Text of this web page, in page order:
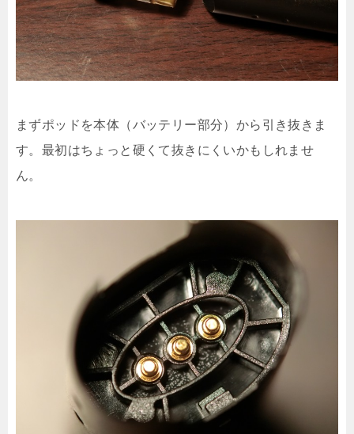
まずポッドを本体（バッテリー部分）から引き抜きま
す。最初はちょっと硬くて抜きにくいかもしれませ
ん。